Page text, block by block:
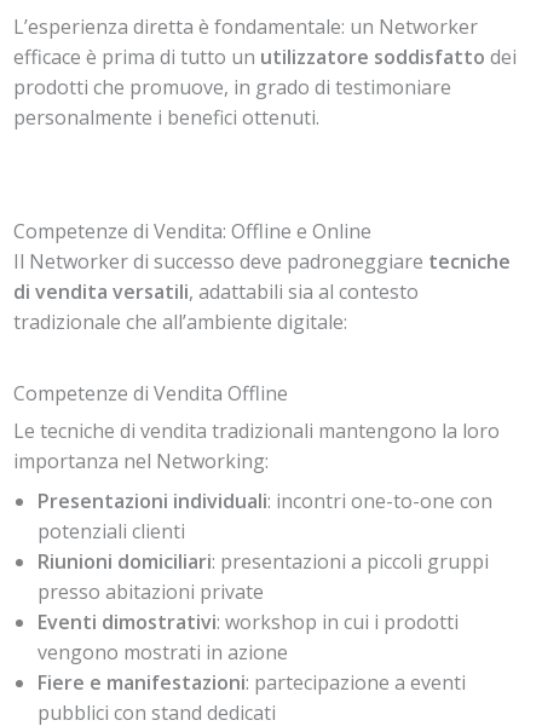
L’esperienza diretta è fondamentale: un Networker
efficace è prima di tutto un utilizzatore soddisfatto dei
prodotti che promuove, in grado di testimoniare
personalmente i benefici ottenuti.
Competenze di Vendita: Offline e Online
Il Networker di successo deve padroneggiare tecniche
di vendita versatili, adattabili sia al contesto
tradizionale che all’ambiente digitale:
Competenze di Vendita Offline
Le tecniche di vendita tradizionali mantengono la loro
importanza nel Networking:
Presentazioni individuali: incontri one-to-one con
potenziali clienti
Riunioni domiciliari: presentazioni a piccoli gruppi
presso abitazioni private
Eventi dimostrativi: workshop in cui i prodotti
vengono mostrati in azione
Fiere e manifestazioni: partecipazione a eventi
pubblici con stand dedicati